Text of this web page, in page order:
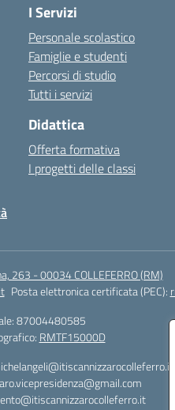
I Servizi
Personale scolastico
Famiglie e studenti
Percorsi di studio
Tutti i servizi
Didattica
Offerta formativa
I progetti delle classi
263 - 00034 COLLEFERRO (RM)
Posta elettronica certificata (PEC):
87004480585
RMTF15000D